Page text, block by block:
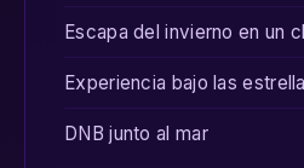
Escapa del invierno en un
Experiencia bajo las
DNB junto al mar